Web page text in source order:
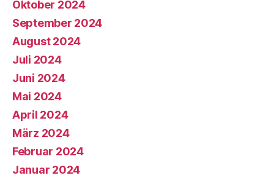
Oktober 2024
September 2024
August 2024
Juli 2024
Juni 2024
Mai 2024
April 2024
März 2024
Februar 2024
Januar 2024